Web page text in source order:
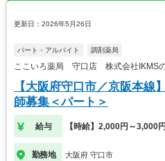
更新日：2026年5月26日
パート・アルバイト 調剤薬局
ここいろ薬局 守口店 株式会社IKMS
【大阪府守口市／京阪本線
師募集＜パート＞
給与 【時給】2,000円～3,000円
勤務地 大阪府 守口市